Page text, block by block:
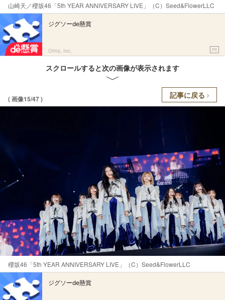
山崎天／櫻坂46「5th YEAR ANNIVERSARY LIVE」（C）Seed&FlowerLLC
ジグソーde懸賞
Ohte, Inc. PR
スクロールすると次の画像が表示されます
( 画像15/47 ) 記事に戻る
櫻坂46「5th YEAR ANNIVERSARY LIVE」（C）Seed&FlowerLLC
ジグソーde懸賞